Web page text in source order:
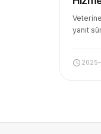
yanıt
2025-